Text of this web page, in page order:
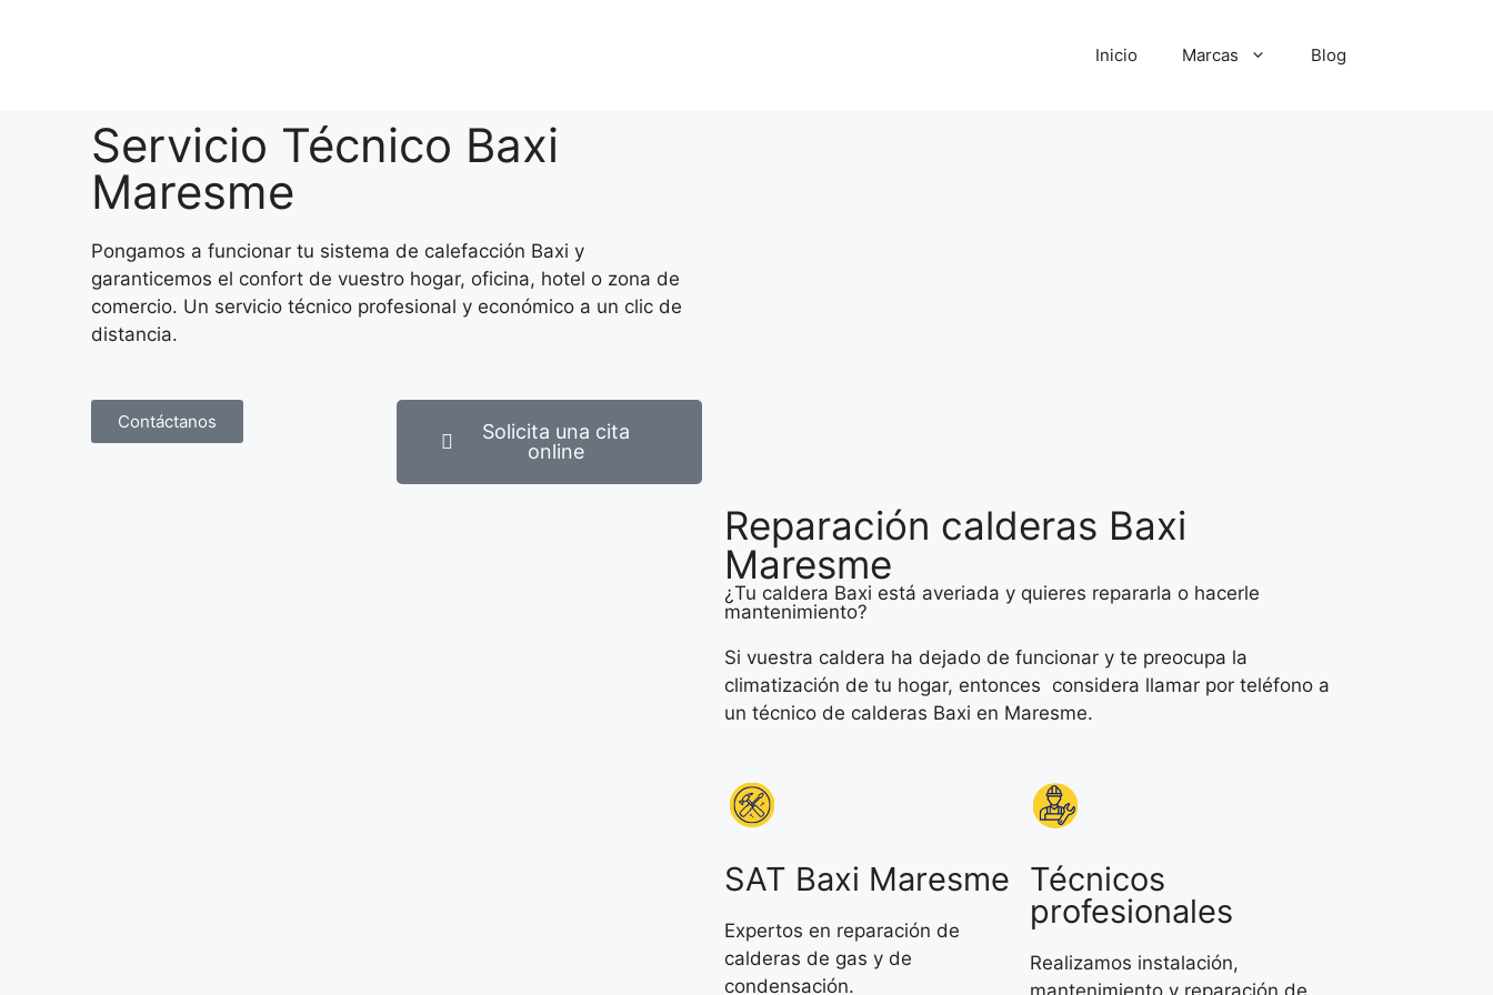
Inicio Marcas Blog
Servicio Técnico Baxi
Maresme
Pongamos a funcionar tu sistema de calefacción Baxi y
garanticemos el confort de vuestro hogar, oficina, hotel o zona de
comercio. Un servicio técnico profesional y económico a un clic de
distancia.
Contáctanos
Solicita una cita
online
Reparación calderas Baxi
Maresme
¿Tu caldera Baxi está averiada y quieres repararla o hacerle
mantenimiento?
Si vuestra caldera ha dejado de funcionar y te preocupa la
climatización de tu hogar, entonces considera llamar por teléfono a
un técnico de calderas Baxi en Maresme.
SAT Baxi Maresme
Expertos en reparación de
calderas de gas y de
condensación.
Técnicos
profesionales
Realizamos instalación,
mantenimiento y reparación de